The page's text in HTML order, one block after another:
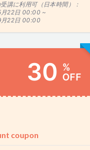
講に利用可（日本時間）：
22日 00:00 ~
22日 00:00
30 %
OFF
coupon